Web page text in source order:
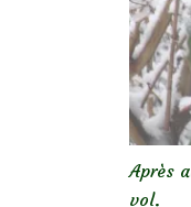
Après
vol.